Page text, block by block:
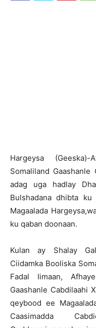
Hargeysa (Geeska)-
Somaliland Gaashanle
adag uga hadlay
Bulshadana dhibta
Magaalada
ku qaban doonaan.
Kulan ay Shalay
Ciidamka Booliska
Fadal Iimaan,
Gaashanle Cabdilaahi
qeybood ee
Caasimadda